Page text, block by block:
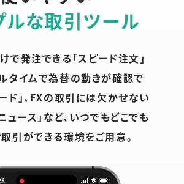
ルな取引ツール
で発注できる「スピード注文」
タイムで為替の動きが確認で
ド」、FXの取引には欠かせない
ニュース」など、いつでもどこでも
引ができる環境をご用意。